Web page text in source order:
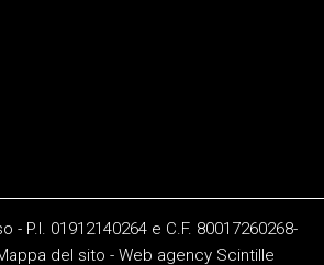
- P.I. 01912140264 e C.F. 80017260268-
del sito - Web agency Scintille